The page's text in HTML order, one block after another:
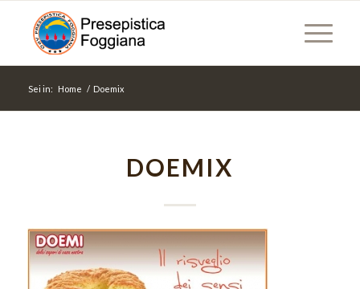
Sei in: Home / Doemix
DOEMIX